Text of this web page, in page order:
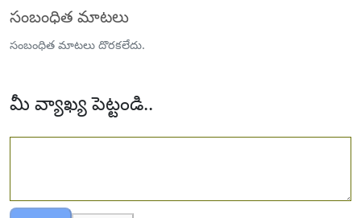
సంబంధిత మాటలు
సంబంధిత మాటలు దొరకలేదు.
మీ వ్యాఖ్య పెట్టండి..